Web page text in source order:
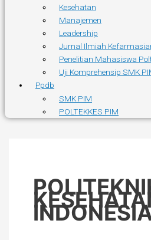
Kesehatan
Manajemen
Leadership
Jurnal Ilmiah
Penelitian Mahasiswa
Uji Komprehensip SMK
Ppdb
SMK PIM
POLTEKKES PIM